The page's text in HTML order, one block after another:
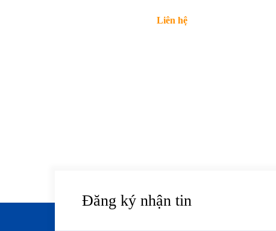
Liên hệ
Đăng ký nhận tin